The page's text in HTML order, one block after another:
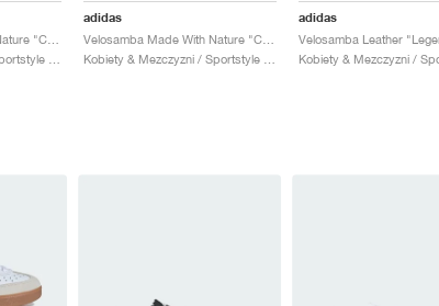
adidas
Velosamba Made With Nature "Charcoal & Cloud White"
adidas